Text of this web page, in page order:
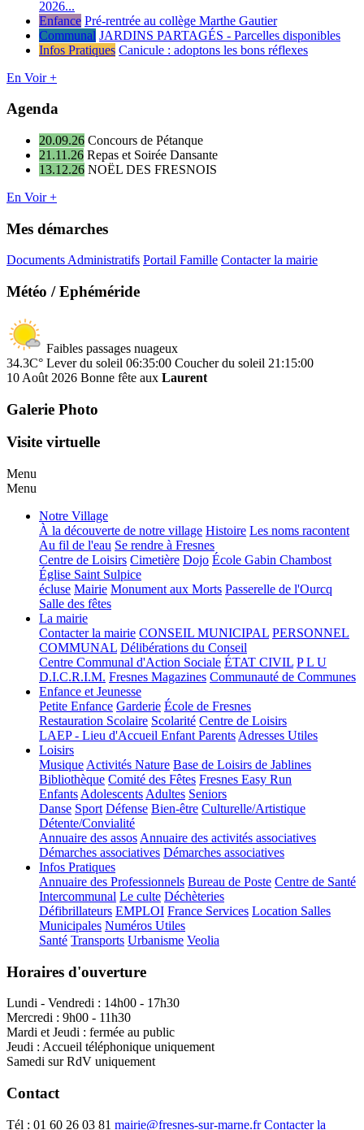
2026...
Enfance Pré-rentrée au collège Marthe Gautier
Communal JARDINS PARTAGÉS - Parcelles disponibles
Infos Pratiques Canicule : adoptons les bons réflexes
En Voir +
Agenda
20.09.26 Concours de Pétanque
21.11.26 Repas et Soirée Dansante
13.12.26 NOËL DES FRESNOIS
En Voir +
Mes démarches
Documents Administratifs Portail Famille Contacter la mairie
Météo / Ephéméride
Faibles passages nuageux
34.3C° Lever du soleil 06:35:00 Coucher du soleil 21:15:00
10 Août 2026 Bonne fête aux Laurent
Galerie Photo
Visite virtuelle
Menu
Menu
Notre Village
À la découverte de notre village Histoire Les noms racontent
Au fil de l'eau Se rendre à Fresnes
Centre de Loisirs Cimetière Dojo École Gabin Chambost
Église Saint Sulpice
écluse Mairie Monument aux Morts Passerelle de l'Ourcq
Salle des fêtes
La mairie
Contacter la mairie CONSEIL MUNICIPAL PERSONNEL
COMMUNAL Délibérations du Conseil
Centre Communal d'Action Sociale ÉTAT CIVIL P L U
D.I.C.R.I.M. Fresnes Magazines Communauté de Communes
Enfance et Jeunesse
Petite Enfance Garderie École de Fresnes
Restauration Scolaire Scolarité Centre de Loisirs
LAEP - Lieu d'Accueil Enfant Parents Adresses Utiles
Loisirs
Musique Activités Nature Base de Loisirs de Jablines
Bibliothèque Comité des Fêtes Fresnes Easy Run
Enfants Adolescents Adultes Seniors
Danse Sport Défense Bien-être Culturelle/Artistique
Détente/Convialité
Annuaire des assos Annuaire des activités associatives
Démarches associatives Démarches associatives
Infos Pratiques
Annuaire des Professionnels Bureau de Poste Centre de Santé
Intercommunal Le culte Déchèteries
Défibrillateurs EMPLOI France Services Location Salles
Municipales Numéros Utiles
Santé Transports Urbanisme Veolia
Horaires d'ouverture
Lundi - Vendredi : 14h00 - 17h30
Mercredi : 9h00 - 11h30
Mardi et Jeudi : fermée au public
Jeudi : Accueil téléphonique uniquement
Samedi sur RdV uniquement
Contact
Tél : 01 60 26 03 81 mairie@fresnes-sur-marne.fr Contacter la